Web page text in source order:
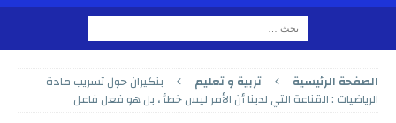
الصفحة الرئيسية تربية و تعليم
بنكيران حول تسريب مادة
الرياضيات : القناعة التي لدينا أن الأمر ليس خطأ ، بل هو فعل فاعل